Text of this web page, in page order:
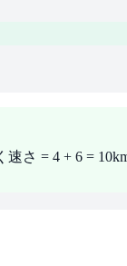
さ = 4 + 6 =